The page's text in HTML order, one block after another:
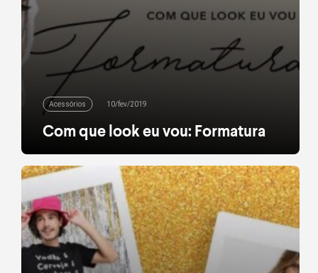
Acessórios 10/fev/2019
Com que look eu vou: Formatura
Já diria Jorge Ben Jor que “Em fevereiro tem
Carnaval”. O segundo mês do ano, contudo, vai
além da folia, do confete e da serpentina. É ele que
dá o pontapé inicial na temporada de formaturas
universitárias. Até abril, centenas de formandos
comemoram o diploma superior Brasil afora. E você
achava que não teria mais […]
leia mais